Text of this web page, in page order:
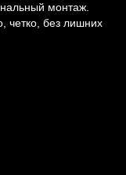
монтаж.
четко, без лишних